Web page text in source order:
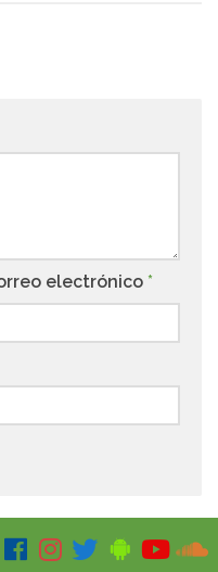
electrónico *